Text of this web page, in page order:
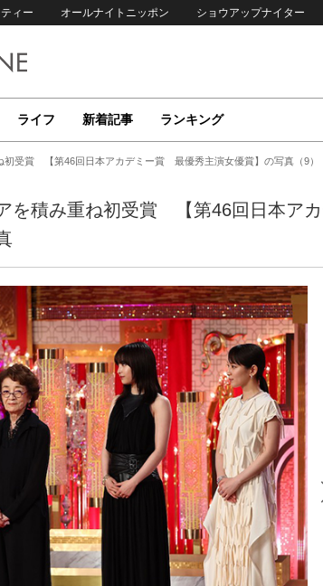
ィー オールナイトニッポン ショウアップナイター
ライフ 新着記事 ランキング
受賞 【第46回日本アカデミー賞 最優秀主演女優賞】の写真（9）
を積み重ね初受賞 【第46回日本ア